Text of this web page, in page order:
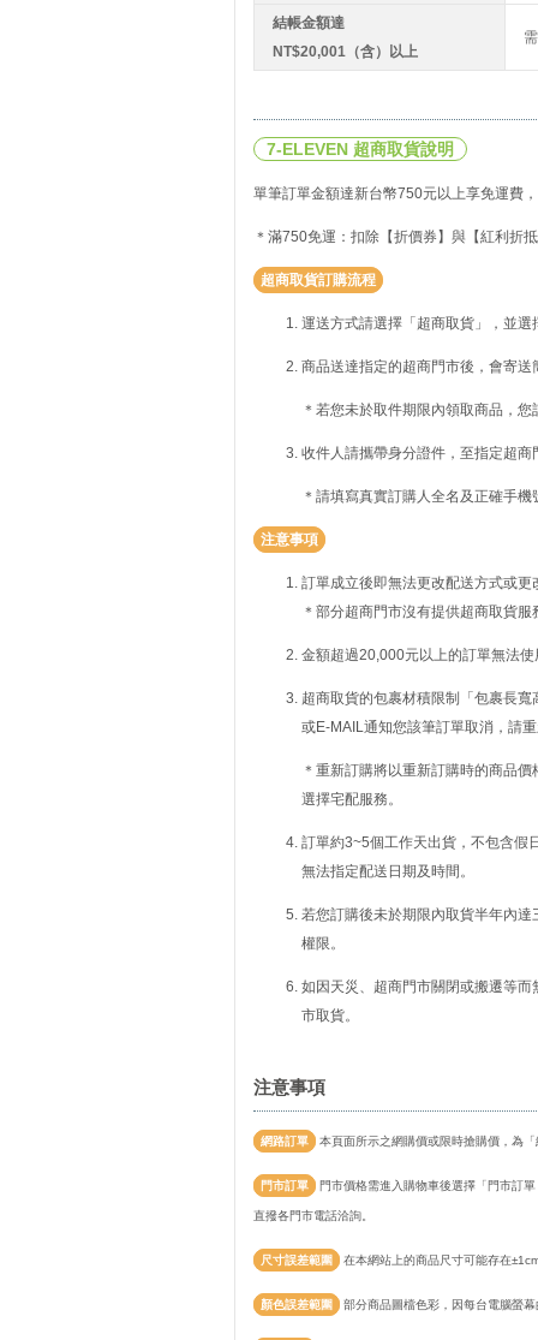
結帳金額達
NT$20,001（含）以上
7-ELEVEN 超商取貨說明
單筆訂單金額達新台幣750元以上享免運費
＊滿750免運：扣除【折價券】與【紅利折
超商取貨訂購流程
運送方式請選擇「超商取貨」，並
商品送達指定的超商門市後，會寄
＊若您未於取件期限內領取商品，
收件人請攜帶身分證件，至指定超
＊請填寫真實訂購人全名及正確手
注意事項
訂單成立後即無法更改配送方式或
＊部分超商門市沒有提供超商取貨
金額超過20,000元以上的訂單無法
超商取貨的包裹材積限制「包裹長
或E-MAIL通知您該筆訂單取消，請
＊重新訂購將以重新訂購時的商品
選擇宅配服務。
訂單約3~5個工作天出貨，不包含假
無法指定配送日期及時間。
若您訂購後未於期限內取貨半年內
權限。
如因天災、超商門市關閉或搬遷等
市取貨。
注意事項
網路訂單 本頁面所示之網購價或限時搶購價，為
門市訂單 門市價格需進入購物車後選擇「門市訂
直撥各門市電話洽詢。
尺寸誤差範圍 在本網站上的商品尺寸可能存在
顏色誤差範圍 部分商品圖檔色彩，因每台電腦螢